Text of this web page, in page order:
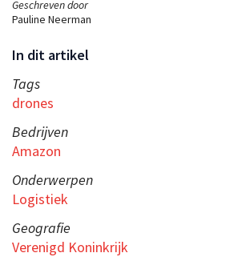
Geschreven door
Pauline Neerman
In dit artikel
Tags
drones
Bedrijven
Amazon
Onderwerpen
Logistiek
Geografie
Verenigd Koninkrijk